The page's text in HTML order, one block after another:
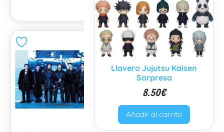
Llavero Jujutsu Kaisen
Sorpresa
8.50€
Añadir al carrito